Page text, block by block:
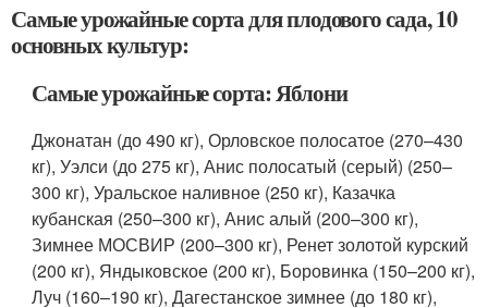
Самые урожайные сорта для плодового сада, 10
основных культур:
Самые урожайные сорта: Яблони
Джонатан (до 490 кг), Орловское полосатое (270–430
кг), Уэлси (до 275 кг), Анис полосатый (серый) (250–
300 кг), Уральское наливное (250 кг), Казачка
кубанская (250–300 кг), Анис алый (200–300 кг),
Зимнее МОСВИР (200–300 кг), Ренет золотой курский
(200 кг), Яндыковское (200 кг), Боровинка (150–200 кг),
Луч (160–190 кг), Дагестанское зимнее (до 180 кг),